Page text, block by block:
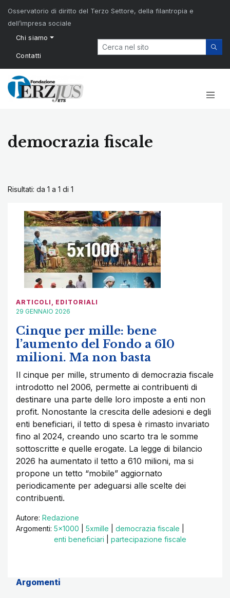
Osservatorio di diritto del Terzo Settore, della filantropia e
dell’impresa sociale
Chi siamo
Contatti
democrazia fiscale
Risultati: da 1 a 1 di 1
ARTICOLI , EDITORIALI
29 GENNAIO 2026
Cinque per mille: bene
l’aumento del Fondo a 610
milioni. Ma non basta
Il cinque per mille, strumento di democrazia fiscale
introdotto nel 2006, permette ai contribuenti di
destinare una parte delle loro imposte a enti non
profit. Nonostante la crescita delle adesioni e degli
enti beneficiari, il tetto di spesa è rimasto invariato
fino al 2024, creando uno scarto tra le somme
sottoscritte e quelle erogate. La legge di bilancio
2026 ha aumentato il tetto a 610 milioni, ma si
propone un tetto “mobile” aggiornato
periodicamente per adeguarsi alle scelte dei
contribuenti.
Autore: Redazione
Argomenti: 5x1000 5xmille democrazia fiscale
enti beneficiari
partecipazione fiscale
Argomenti